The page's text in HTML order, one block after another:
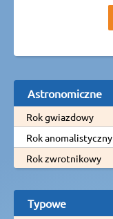
Astronomiczne
Rok gwiazdowy
Rok anomalistyczny
Rok zwrotnikowy
Typowe